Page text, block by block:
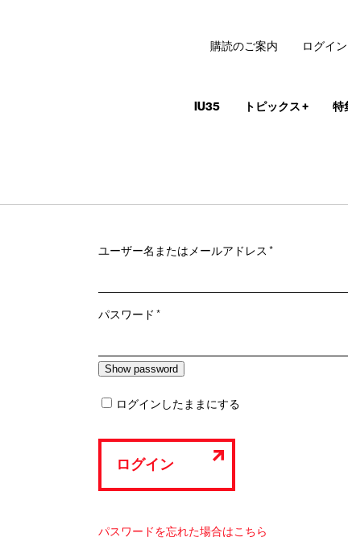
IU35 トピックス+ 特
購読のご案内 ログイン
ユーザー名またはメールアドレス*必
パスワード*必
ログインしたままにする
ログイン
パスワードを忘れた場合はこちら